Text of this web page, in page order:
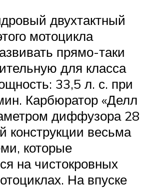
двухтактный
мотоцикла
прямо-таки
для класса
33,5 л. с. при
Карбюратор «Делл
диффузора 28
конструкции весьма
которые
на чистокровных
На впуске